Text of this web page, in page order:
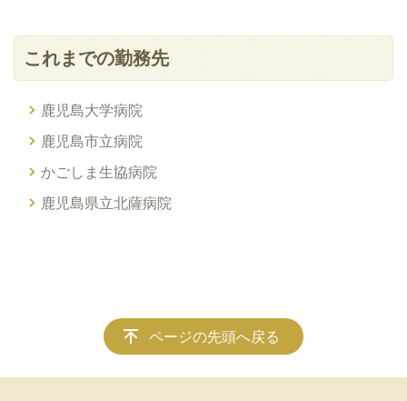
これまでの勤務先
鹿児島大学病院
鹿児島市立病院
かごしま生協病院
鹿児島県立北薩病院
ページの先頭へ戻る